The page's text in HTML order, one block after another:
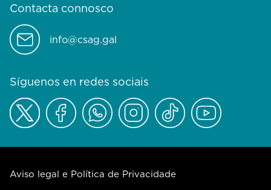
Contacta connosco
info@csag.gal
Síguenos en redes sociais
Aviso legal e Política de Privacidade